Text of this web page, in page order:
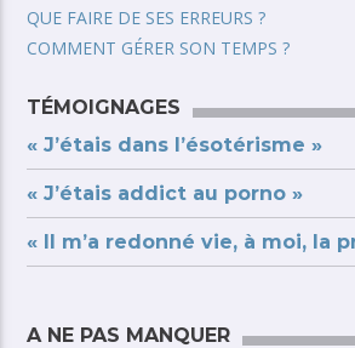
QUE FAIRE DE SES ERREURS ?
COMMENT GÉRER SON TEMPS ?
TÉMOIGNAGES
« J’étais dans l’ésotérisme »
« J’étais addict au porno »
« Il m’a redonné vie, à moi, la
A NE PAS MANQUER